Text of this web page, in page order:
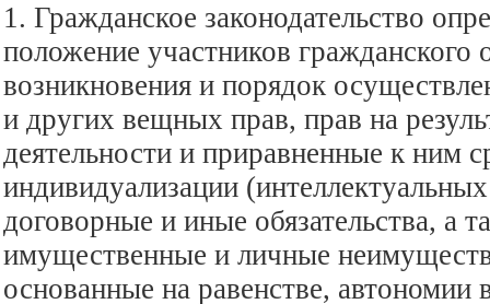
1. Гражданское законодательство
положение участников гражданского
возникновения и порядок
и других вещных прав, прав на
деятельности и приравненные к ним
индивидуализации
договорные и иные обязательства, а
имущественные и личные
основанные на равенстве,